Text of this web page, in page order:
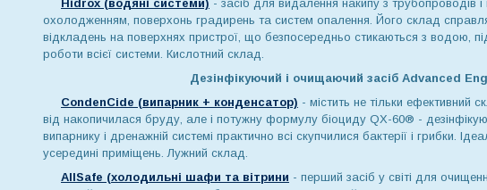
Hidrox (водяні системи) - засіб для видалення накипу з трубопроводів
охолодженням, поверхонь градирень та систем опалення. Його склад
відкладень на поверхнях пристрої, що безпосередньо стикаються з водою,
роботи всієї системи. Кислотний склад.
Дезінфікуючий і очищаючий засіб Advanced
CondenCide (випарник + конденсатор) - містить не тільки ефективний
від накопичилася бруду, але і потужну формулу біоциду QX-60® -
випарнику і дренажній системі практично всі скупчилися бактерії і грибки.
усередині приміщень. Лужний склад.
AllSafe (холодильні шафи та вітрини - перший засіб у світі для